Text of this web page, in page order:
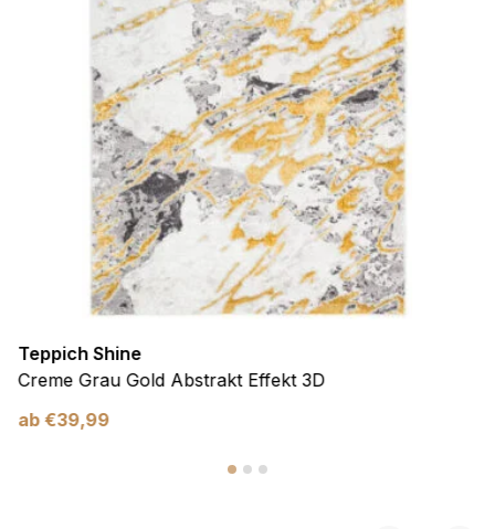
Teppich Shine
Creme Grau Gold Abstrakt Effekt 3D
ab €39,99